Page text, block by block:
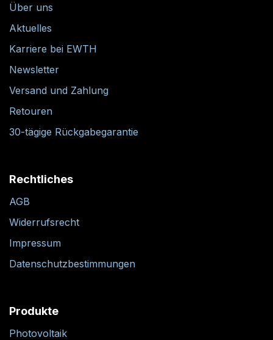
Über uns
Aktuelles
Karriere bei EWTH
Newsletter
Versand und Zahlung
Retouren
30-tägige Rückgabegarantie
Rechtliches
AGB
Widerrufsrecht
Impressum
Datenschutzbestimmungen
Produkte
Photovoltaik